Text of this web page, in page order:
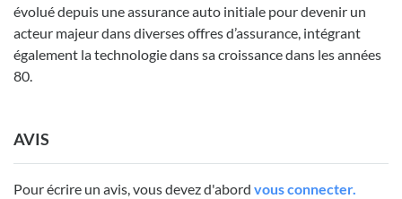
évolué depuis une assurance auto initiale pour devenir un
acteur majeur dans diverses offres d’assurance, intégrant
également la technologie dans sa croissance dans les années
80.
AVIS
Pour écrire un avis, vous devez d'abord vous connecter.